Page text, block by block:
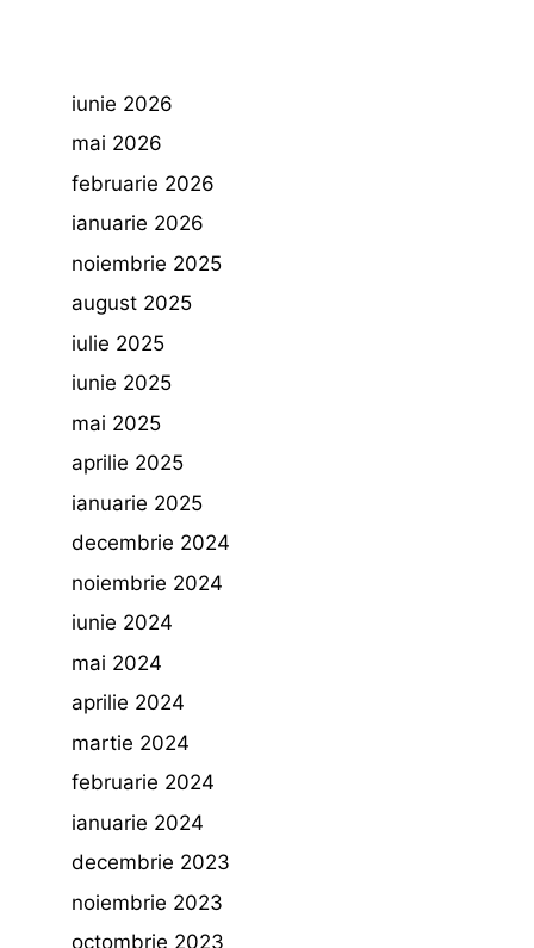
iunie 2026
mai 2026
februarie 2026
ianuarie 2026
noiembrie 2025
august 2025
iulie 2025
iunie 2025
mai 2025
aprilie 2025
ianuarie 2025
decembrie 2024
noiembrie 2024
iunie 2024
mai 2024
aprilie 2024
martie 2024
februarie 2024
ianuarie 2024
decembrie 2023
noiembrie 2023
octombrie 2023